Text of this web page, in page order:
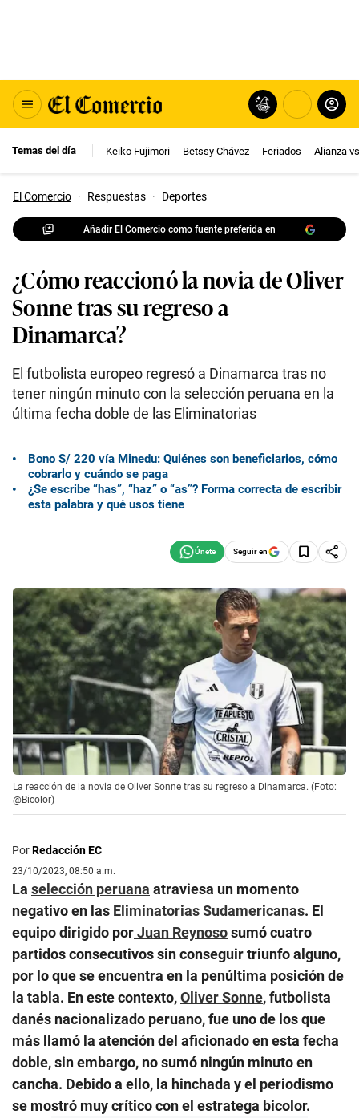
Temas del día Keiko Fujimori Betssy Chávez Feriados Alianza
El Comercio · Respuestas · Deportes
Añadir El Comercio como fuente preferida en
¿Cómo reaccionó la novia de Oliver
Sonne tras su regreso a
Dinamarca?
El futbolista europeo regresó a Dinamarca tras no
tener ningún minuto con la selección peruana en la
última fecha doble de las Eliminatorias
Bono S/ 220 vía Minedu: Quiénes son beneficiarios, cómo
cobrarlo y cuándo se paga
¿Se escribe “has”, “haz” o “as”? Forma correcta de escribir
esta palabra y qué usos tiene
Seguir en
La reacción de la novia de Oliver Sonne tras su regreso a Dinamarca. (Foto:
@Bicolor)
PorRedacción EC
23/10/2023, 08:50 a.m.
La selección peruana atraviesa un momento
negativo en las Eliminatorias Sudamericanas. El
equipo dirigido porJuan Reynososumó cuatro
partidos consecutivos sin conseguir triunfo alguno,
por lo que se encuentra en la penúltima posición de
la tabla. En este contexto,Oliver Sonne, futbolista
danés nacionalizado peruano, fue uno de los que
más llamó la atención del aficionado en esta fecha
doble, sin embargo, no sumó ningún minuto en
cancha. Debido a ello, la hinchada y el periodismo
se mostró muy crítico con el estratega bicolor.